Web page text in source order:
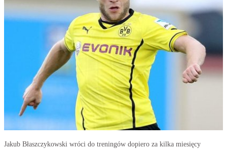
Jakub Błaszczykowski wróci do treningów dopiero za kilka miesięcy